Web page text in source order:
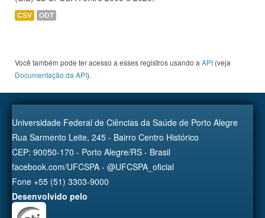
CSV ODT
Você também pode ter acesso a esses registros usando a API (veja
Documentação da API).
Universidade Federal de Ciências da Saúde de Porto Alegre
Rua Sarmento Leite, 245 - Bairro Centro Histórico
CEP: 90050-170 - Porto Alegre/RS - Brasil
facebook.com/UFCSPA - @UFCSPA_oficial
Fone +55 (51) 3303-9000
Desenvolvido pelo